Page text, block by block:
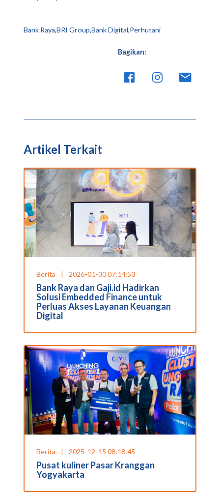
Bank Raya,BRI Group,Bank Digital,Perhutani
Bagikan:
Artikel Terkait
Berita | 2026-01-30 07:14:53
Bank Raya dan Gaji.id Hadirkan
Solusi Embedded Finance untuk
Perluas Akses Layanan Keuangan
Digital
Berita | 2025-12-15 08:18:45
Pusat kuliner Pasar Kranggan
Yogyakarta